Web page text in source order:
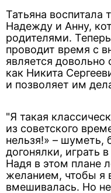
Татьяна воспитала
Надежду и Анну,
родителями.
проводит время с
является довольно
как Никита
и позволяет им
"Я такая
из советского
нельзя!» – шуметь,
догонялки, играть
Надя в этом плане
желанием, чтобы я
вмешивалась. Но